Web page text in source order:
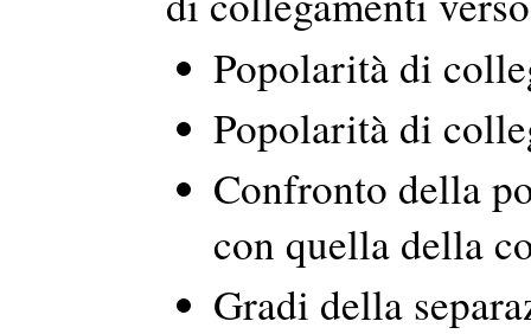
Popolarità di
Popolarità di
Confronto della
con quella della
Gradi della